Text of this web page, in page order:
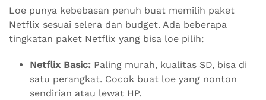
Loe punya kebebasan penuh buat memilih paket
Netflix sesuai selera dan budget. Ada beberapa
tingkatan paket Netflix yang bisa loe pilih:
Netflix Basic: Paling murah, kualitas SD, bisa di
satu perangkat. Cocok buat loe yang nonton
sendirian atau lewat HP.